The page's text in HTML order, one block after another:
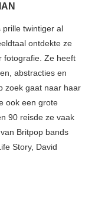
prille twintiger al
ontdekte ze
fotografie. Ze heeft
abstracties en
zoek gaat naar haar
ook een grote
90 reisde ze vaak
Britpop bands
Story, David